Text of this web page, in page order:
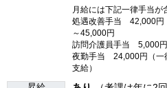
月給には下記一律手当が
処遇改善手当 42,000円
～45,000円
訪問介護員手当 5,000円
夜勤手当 24,000円（一
支給）